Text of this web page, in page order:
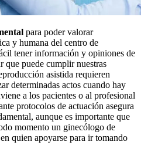
para poder valorar
y humana del centro de
tener información y opiniones de
que puede cumplir nuestras
asistida requieren
determinadas actos cuando hay
a los pacientes o al profesional
protocolos de actuación asegura
aunque es importante que
momento un ginecólogo de
quien apoyarse para ir tomando